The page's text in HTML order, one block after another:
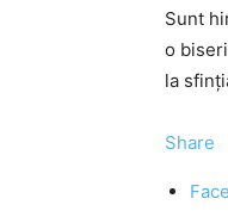
Sunt
o
la
Share